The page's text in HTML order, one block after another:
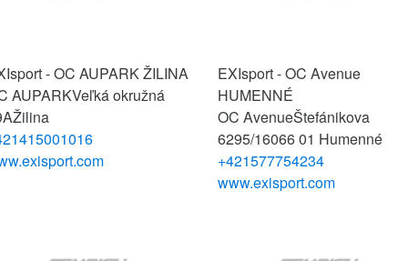
- OC AUPARK ŽILINA
AUPARKVeľká okružná
Žilina
EXIsport - OC Avenue
HUMENNÉ
OC AvenueŠtefánikova
6295/16066 01 Humenné
+421577754234
www.exisport.com